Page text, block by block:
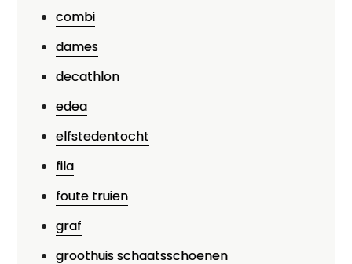
combi
dames
decathlon
edea
elfstedentocht
fila
foute truien
graf
groothuis schaatsschoenen